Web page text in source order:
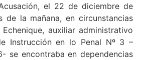
el 22 de diciembre de
de la mañana, en circunstancias
auxiliar administrativo
Instrucción en lo Penal Nº 3 –
se encontraba en dependencias